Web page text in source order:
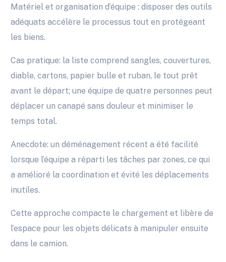
Matériel et organisation d’équipe : disposer des outils
adéquats accélère le processus tout en protégeant
les biens.
Cas pratique: la liste comprend sangles, couvertures,
diable, cartons, papier bulle et ruban, le tout prêt
avant le départ; une équipe de quatre personnes peut
déplacer un canapé sans douleur et minimiser le
temps total.
Anecdote: un déménagement récent a été facilité
lorsque l’équipe a réparti les tâches par zones, ce qui
a amélioré la coordination et évité les déplacements
inutiles.
Cette approche compacte le chargement et libère de
l’espace pour les objets délicats à manipuler ensuite
dans le camion.